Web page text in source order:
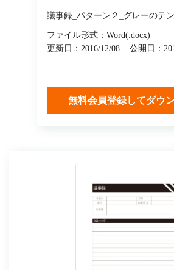
議事録_パターン２_グレーのテ
ファイル形式：Word(.docx)
更新日：2016/12/08
公開日：
無料会員登録してダウ